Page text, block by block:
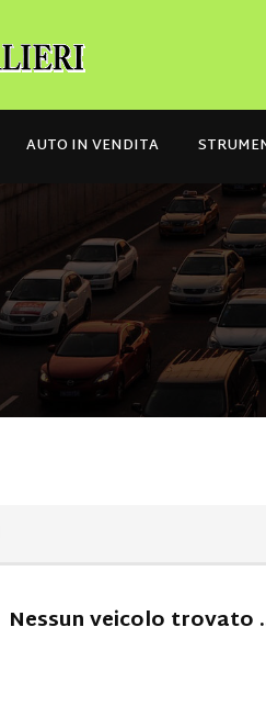
AUTO IN VENDITA
Nessun veicolo trovato